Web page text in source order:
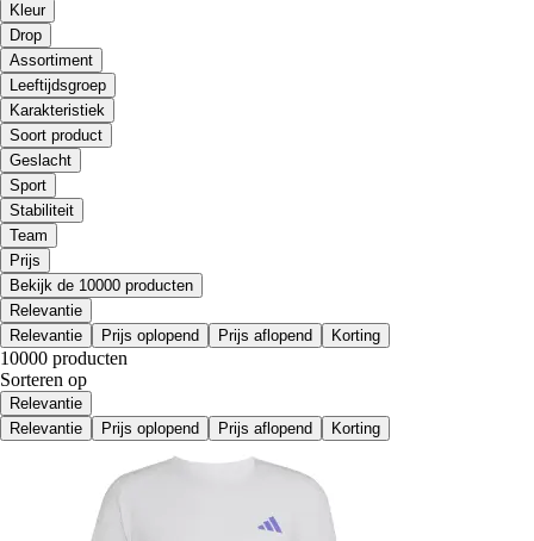
Kleur
Drop
Assortiment
Leeftijdsgroep
Karakteristiek
Soort product
Geslacht
Sport
Stabiliteit
Team
Prijs
Bekijk de 10000 producten
Relevantie
Relevantie
Prijs oplopend Prijs aflopend Korting
10000 producten
Sorteren op
Relevantie
Relevantie
Prijs oplopend Prijs aflopend Korting